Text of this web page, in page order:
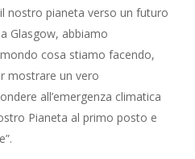
nostro pianeta verso un futuro
Glasgow, abbiamo
cosa stiamo facendo,
mostrare un vero
all’emergenza climatica
Pianeta al primo posto e